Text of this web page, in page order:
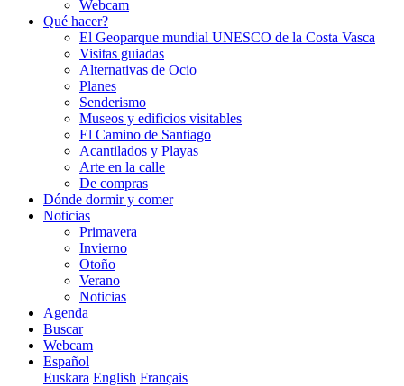
Webcam
Qué hacer?
El Geoparque mundial UNESCO de la Costa Vasca
Visitas guiadas
Alternativas de Ocio
Planes
Senderismo
Museos y edificios visitables
El Camino de Santiago
Acantilados y Playas
Arte en la calle
De compras
Dónde dormir y comer
Noticias
Primavera
Invierno
Otoño
Verano
Noticias
Agenda
Buscar
Webcam
Español
Euskara English Français